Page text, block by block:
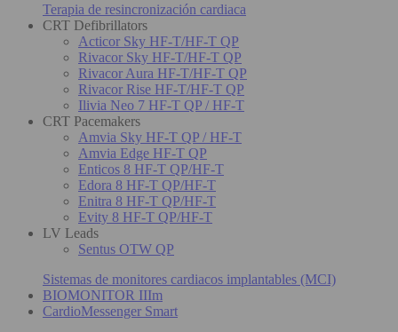
Terapia de resincronización cardiaca
CRT Defibrillators
Acticor Sky HF-T/HF-T QP
Rivacor Sky HF-T/HF-T QP
Rivacor Aura HF-T/HF-T QP
Rivacor Rise HF-T/HF-T QP
Ilivia Neo 7 HF-T QP / HF-T
CRT Pacemakers
Amvia Sky HF-T QP / HF-T
Amvia Edge HF-T QP
Enticos 8 HF-T QP/HF-T
Edora 8 HF-T QP/HF-T
Enitra 8 HF-T QP/HF-T
Evity 8 HF-T QP/HF-T
LV Leads
Sentus OTW QP
Sistemas de monitores cardiacos implantables (MCI)
BIOMONITOR IIIm
CardioMessenger Smart